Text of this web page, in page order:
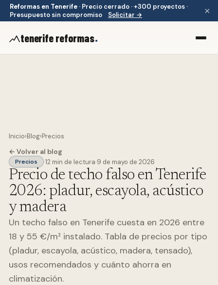
Reformas en Tenerife · Precio cerrado · +300 proyectos ·
Presupuesto sin compromiso
Solicitar → ×
tenerife reformas.
Inicio›Blog›Precios
← Volver al blog
Precios ·12 min de lectura·9 de mayo de 2026
Precio de techo falso en Tenerife
2026: pladur, escayola, acústico
y madera
Un techo falso en Tenerife cuesta en 2026 entre
18 y 55 €/m² instalado. Tabla de precios por tipo
(pladur, escayola, acústico, madera, tensado),
usos recomendados y cuánto ahorra en
climatización.